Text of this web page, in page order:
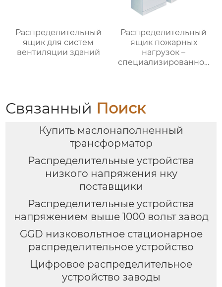
Распределительный
ящик для систем
вентиляции зданий
Распределительный
ящик пожарных
нагрузок –
специализированное
Связанный Поиск
Купить маслонаполненный
трансформатор
Распределительные устройства
низкого напряжения нку
поставщики
Распределительные устройства
напряжением выше 1000 вольт завод
GGD низковольтное стационарное
распределительное устройство
Цифровое распределительное
устройство заводы